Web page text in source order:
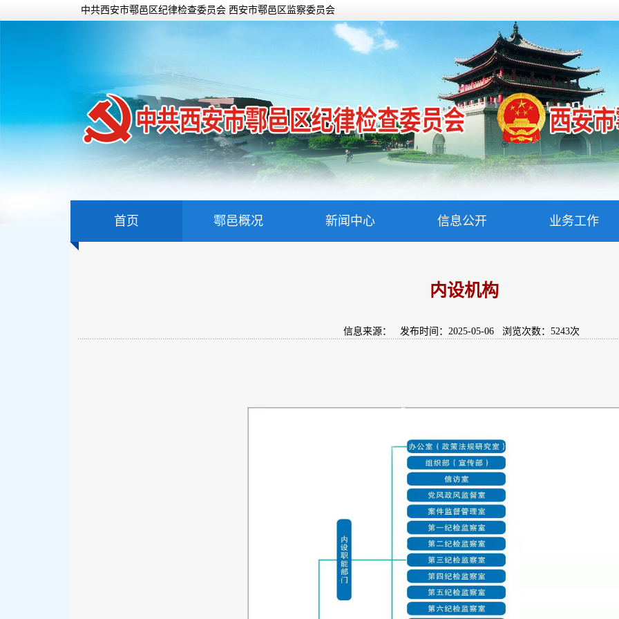
中共西安市鄠邑区纪律检查委员会 西安市鄠邑区监察委员会
首页 鄠邑概况 新闻中心 信息公开 业务工作
内设机构
信息来源： 发布时间：2025-05-06 浏览次数： 5243次